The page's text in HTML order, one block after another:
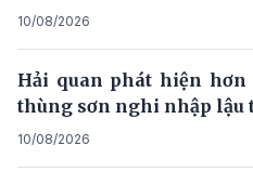
10/08/2026
Hải quan phát hiện hơn
thùng sơn nghi nhập lậu
10/08/2026